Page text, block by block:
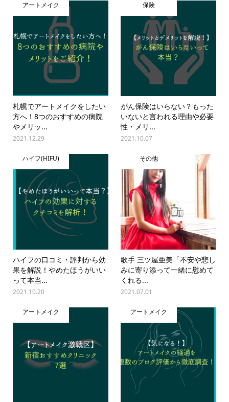
アートメイク
札幌でアートメイクをしたい
方へ！8つのおすすめの病院
やメリッ...
2021.12.29
保険
がん保険はいらない？もった
いないと言われる理由や必要
性・メリ...
2021.10.07
ハイフ(HIFU)
ハイフの口コミ・評判から効
果を解説！やめたほうがいい
って本当...
2021.10.20
その他
歌手 三ツ屋亜美「不安や悲し
みに寄り添って一緒に慰めて
くれる...
2021.07.01
アートメイク アートメイク